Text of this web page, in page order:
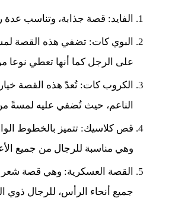
الفايد: قصة جذابة، وتناسب عدة
البوي كات: تضفي هذه القصة
على الرجل كما أنها تعطي نوعا
الكروب كات: تُعدّ هذه القصة
الناعم، حيث تُضفي عليه لمسةً من
قص كلاسيك: تتميز بالخطوط
وهي مناسبة للرجال من جميع
القصة العسكرية: وهي قصة
جميع أنحاء الرأس، للرجال ذوي